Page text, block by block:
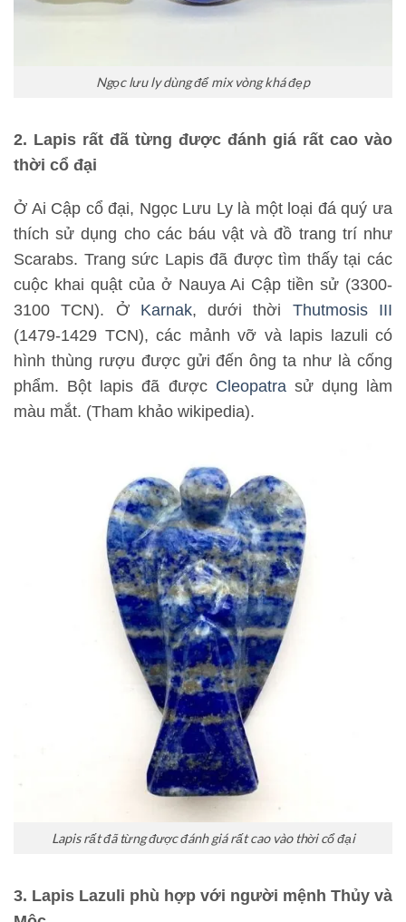
Ngọc lưu ly dùng để mix vòng khá đẹp
2. Lapis rất đã từng được đánh giá rất cao vào
thời cổ đại
Ở Ai Cập cổ đại, Ngọc Lưu Ly là một loại đá quý ưa
thích sử dụng cho các báu vật và đồ trang trí như
Scarabs. Trang sức Lapis đã được tìm thấy tại các
cuộc khai quật của ở Nauya Ai Cập tiền sử (3300-
3100 TCN). Ở Karnak, dưới thời Thutmosis III
(1479-1429 TCN), các mảnh vỡ và lapis lazuli có
hình thùng rượu được gửi đến ông ta như là cống
phẩm. Bột lapis đã được Cleopatrasử dụng làm
màu mắt. (Tham khảo wikipedia).
Lapis rất đã từng được đánh giá rất cao vào thời cổ đại
3. Lapis Lazuli phù hợp với người mệnh Thủy và